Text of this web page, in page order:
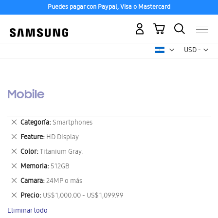
Puedes pagar con Paypal, Visa o Mastercard
USD -
dólar
Mi carrito
Mobile
Categoría Smartphones
Eliminar
este
artículo
Feature HD Display
Eliminar
este
artículo
Color Titanium Gray.
Eliminar
este
artículo
Memoria 512GB
Eliminar
este
artículo
Camara 24MP o más
Eliminar
este
artículo
Precio US$ 1,000.00 - US$ 1,099.99
Eliminar
este
artículo
Eliminar todo